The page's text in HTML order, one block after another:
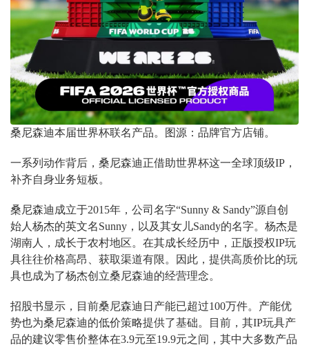
桑尼森迪本届世界杯联名产品。图源：品牌官方店铺。
一系列动作背后，桑尼森迪正借助世界杯这一全球顶级IP，
补齐自身业务短板。
桑尼森迪成立于2015年，公司名字“Sunny & Sandy”源自创
始人杨杰的英文名Sunny，以及其女儿Sandy的名字。杨杰是
湖南人，成长于农村地区。在其成长经历中，正版授权IP玩
具往往价格高昂、获取渠道有限。因此，提供高质价比的玩
具也成为了杨杰创立桑尼森迪的经营理念。
招股书显示，目前桑尼森迪日产能已超过100万件。产能优
势也为桑尼森迪的低价策略提供了基础。目前，其IP玩具产
品的建议零售价整体在3.9元至19.9元之间，其中大多数产品